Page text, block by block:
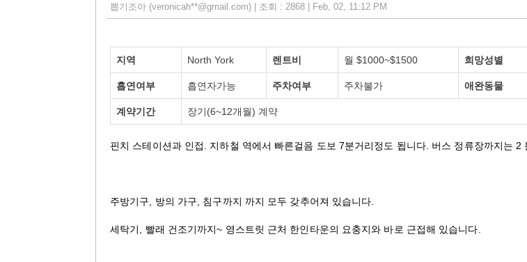
뽑기조아 (veronicah**@gmail.com) | 조회 : 2868 | Feb, 02, 11:12 PM
지역 North York 렌트비 월 $1000~$1500 희망성별
흡연여부 흡연자가능 주차여부 주차불가 애완동물
계약기간 장기(6~12개월) 계약
핀치 스테이션과 인접. 지하철 역에서 빠른걸음 도보 7분거리정도 됩니다. 버스 정류장까지는 2
주방기구, 방의 가구, 침구까지 까지 모두 갖추어져 있습니다.
세탁기, 빨래 건조기까지~ 영스트릿 근처 한인타운의 요충지와 바로 근접해 있습니다.